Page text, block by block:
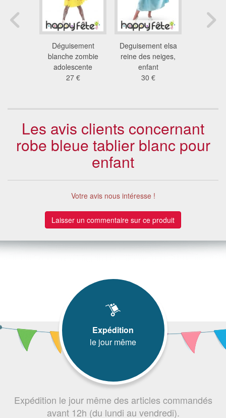
Déguisement
blanche zombie
adolescente
27 €
Deguisement elsa
reine des neiges,
enfant
30 €
Les avis clients concernant
robe bleue tablier blanc pour
enfant
Votre avis nous intéresse !
Laisser un commentaire sur ce produit
Expédition
le jour même
Expédition le jour même des articles commandés
avant 12h (du lundi au vendredi).